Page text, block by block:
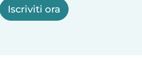
Iscriviti ora